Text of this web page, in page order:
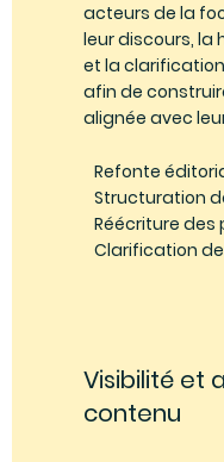
acteurs de la
leur discours, la
et la
afin de
alignée avec
Refonte
Structuration
Réécriture des
Clarification
Visibilité et
contenu